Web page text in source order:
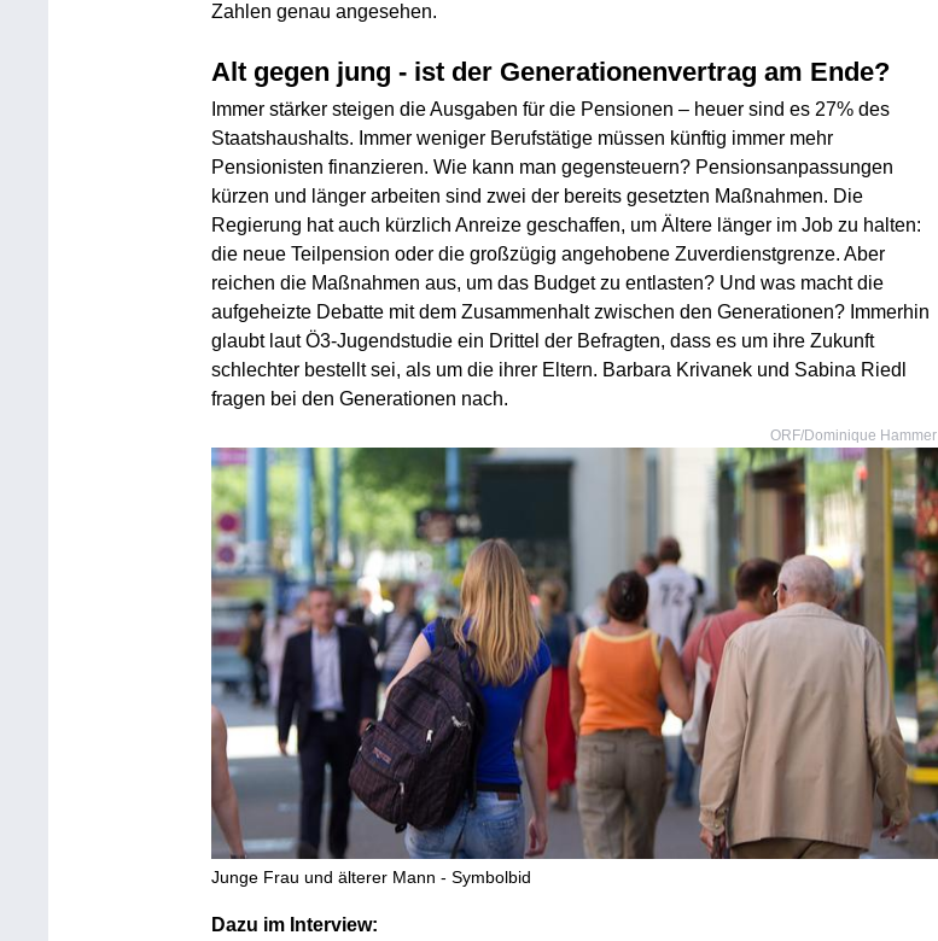
Zahlen genau angesehen.
Alt gegen jung - ist der Generationenvertrag am Ende?
Immer stärker steigen die Ausgaben für die Pensionen – heuer sind es 27% des
Staatshaushalts. Immer weniger Berufstätige müssen künftig immer mehr
Pensionisten finanzieren. Wie kann man gegensteuern? Pensionsanpassungen
kürzen und länger arbeiten sind zwei der bereits gesetzten Maßnahmen. Die
Regierung hat auch kürzlich Anreize geschaffen, um Ältere länger im Job zu halten:
die neue Teilpension oder die großzügig angehobene Zuverdienstgrenze. Aber
reichen die Maßnahmen aus, um das Budget zu entlasten? Und was macht die
aufgeheizte Debatte mit dem Zusammenhalt zwischen den Generationen? Immerhin
glaubt laut Ö3-Jugendstudie ein Drittel der Befragten, dass es um ihre Zukunft
schlechter bestellt sei, als um die ihrer Eltern. Barbara Krivanek und Sabina Riedl
fragen bei den Generationen nach.
ORF/Dominique Hammer
Junge Frau und älterer Mann - Symbolbid
Dazu im Interview: